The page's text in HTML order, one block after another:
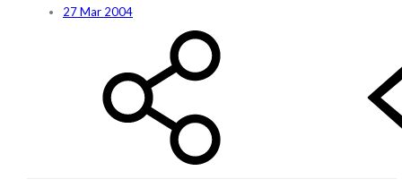
27 Mar 2004